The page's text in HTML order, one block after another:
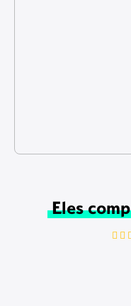
Eles